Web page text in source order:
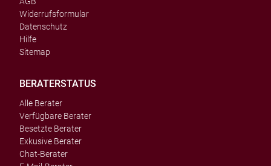
Widerrufsformular
Datenschutz
Hilfe
Sitemap
BERATERSTATUS
Alle Berater
Verfügbare Berater
Besetzte Berater
Exkusive Berater
Chat-Berater